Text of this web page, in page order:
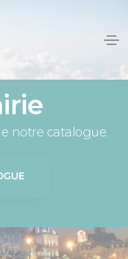
notre catalogue.